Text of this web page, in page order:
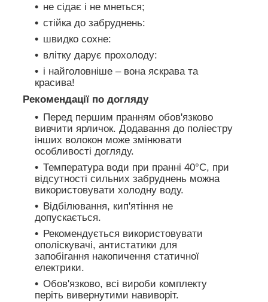
не сідає і не мнеться;
стійка до забруднень:
швидко сохне:
влітку дарує прохолоду:
і найголовніше – вона яскрава та
красива!
Рекомендації по догляду
Перед першим пранням обов'язково
вивчити ярличок. Додавання до поліестру
інших волокон може змінювати
особливості догляду.
Температура води при пранні 40°C, при
відсутності сильних забруднень можна
використовувати холодну воду.
Відбілювання, кип'ятіння не
допускається.
Рекомендується використовувати
ополіскувачі, антистатики для
запобігання накопичення статичної
електрики.
Обов'язково, всі вироби комплекту
періть вивернутими навиворіт.